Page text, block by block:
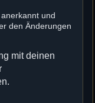
und
den Änderungen
mit deinen